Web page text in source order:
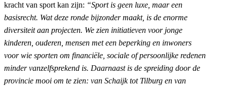
kracht van sport kan zijn: “Sport is geen luxe, maar een
basisrecht. Wat deze ronde bijzonder maakt, is de enorme
diversiteit aan projecten. We zien initiatieven voor jonge
kinderen, ouderen, mensen met een beperking en inwoners
voor wie sporten om financiële, sociale of persoonlijke redenen
minder vanzelfsprekend is. Daarnaast is de spreiding door de
provincie mooi om te zien: van Schaijk tot Tilburg en van